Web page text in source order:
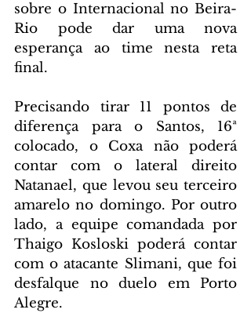
sobre o Internacional no Beira-
Rio pode dar uma nova
esperança ao time nesta reta
final.
Precisando tirar 11 pontos de
diferença para o Santos, 16ª
colocado, o Coxa não poderá
contar com o lateral direito
Natanael, que levou seu terceiro
amarelo no domingo. Por outro
lado, a equipe comandada por
Thaigo Kosloski poderá contar
com o atacante Slimani, que foi
desfalque no duelo em Porto
Alegre.